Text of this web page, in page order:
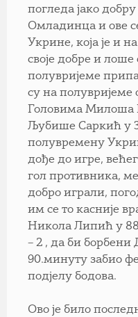
погледа јако
Омладинца и ове
Укрине, која је и
своје добре и лоше
полувријеме
су на полувријеме
Головима Милоша
Љубише Саркић у
полувремену
дође до игре,
гол противника,
добро играли,
им се то касније
Никола Липић у
– 2 , да би борбени
90.минуту забио
подјелу бодова.
Ово је било